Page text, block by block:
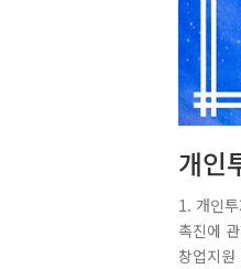
개인
1. 개인
촉진에
창업지